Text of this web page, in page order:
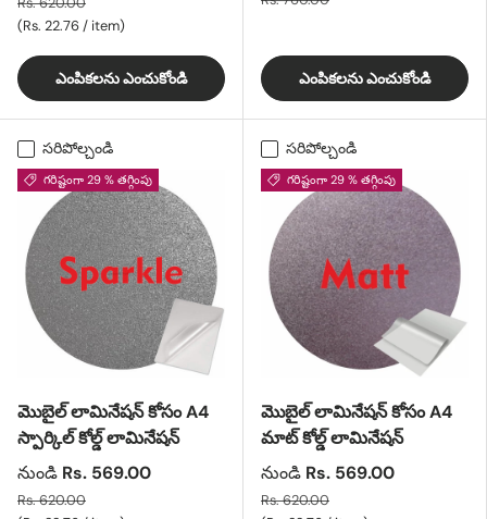
యూనిట్ ధర
Rs. 22.76/ item
ఎంపికలను ఎంచుకోండి ఎంపికలను ఎంచుకోండి
సరిపోల్చండి
గరిష్టంగా 29 % తగ్గింపు
మొబైల్ లామినేషన్ కోసం A4
స్పార్కిల్ కోల్డ్ లామినేషన్
నుండి Rs. 569.00
Rs. 620.00
సరిపోల్చండి
గరిష్టంగా 29 % తగ్గింపు
మొబైల్ లామినేషన్ కోసం A4
మాట్ కోల్డ్ లామినేషన్
నుండి Rs. 569.00
Rs. 620.00